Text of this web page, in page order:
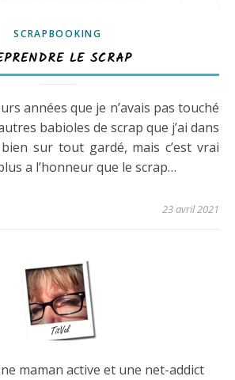
SCRAPBOOKING
LE SCRAP
babioles de scrap que j’ai dans
bien sur tout gardé, mais c’est vrai
a l’honneur que le scrap…
23 avril 2021
maman active et une net-addict